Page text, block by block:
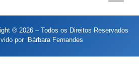
® 2026 – Todos os Direitos Reservados
por
Bárbara Fernandes